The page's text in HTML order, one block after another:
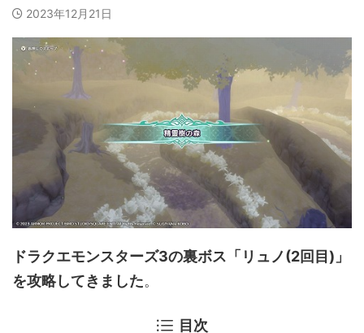
2023年12月21日
ドラクエモンスターズ3の裏ボス「リュノ(2回目)」
を攻略してきました。
目次